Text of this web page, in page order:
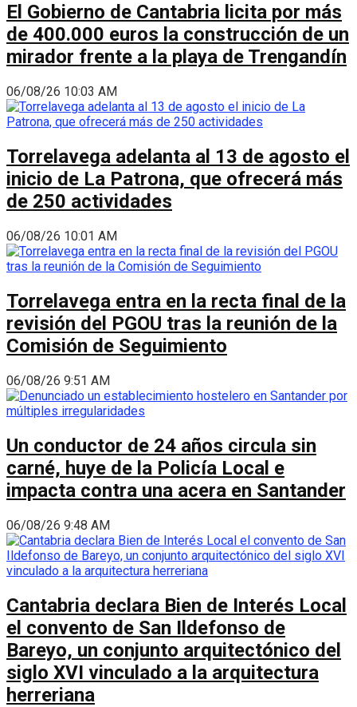
El Gobierno de Cantabria licita por más
de 400.000 euros la construcción de un
mirador frente a la playa de Trengandín
06/08/26 10:03 AM
Torrelavega adelanta al 13 de agosto el
inicio de La Patrona, que ofrecerá más
de 250 actividades
06/08/26 10:01 AM
Torrelavega entra en la recta final de la
revisión del PGOU tras la reunión de la
Comisión de Seguimiento
06/08/26 9:51 AM
Un conductor de 24 años circula sin
carné, huye de la Policía Local e
impacta contra una acera en Santander
06/08/26 9:48 AM
Cantabria declara Bien de Interés Local
el convento de San Ildefonso de
Bareyo, un conjunto arquitectónico del
siglo XVI vinculado a la arquitectura
herreriana